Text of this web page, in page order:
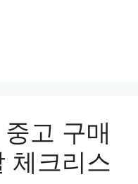
고 구매
체크리스